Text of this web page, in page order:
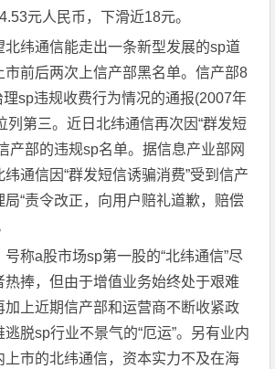
元人民币，下滑近18元。
北纬通信能走出一条新型发展的sp道
市前后两次上信产部黑名单。信产部8
理sp违规收费行为情况的通报(2007年
列第三。近日北纬通信再次因“群发短
产部的违规sp名单。据信息产业部网
通信因“群发短信诱骗消费”受到信产
“责令改正，向用户赔礼道歉，赔偿
称a股市场sp第一股的“北纬通信”尽
热捧，但由于增值业务始终处于艰难
加上近期信产部和运营商不断收紧政
脱sp行业不景气的“厄运”。另有业内
上市的北纬通信，资本实力不及在海